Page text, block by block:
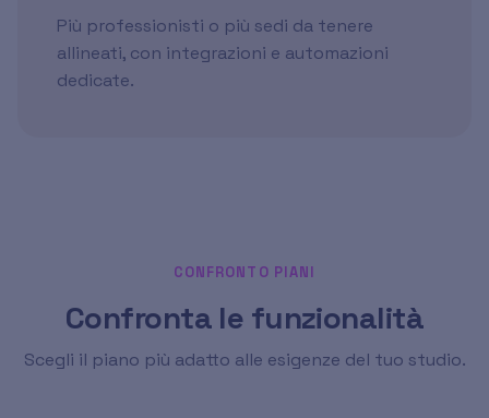
Più professionisti o più sedi da tenere
allineati, con integrazioni e automazioni
dedicate.
CONFRONTO PIANI
Confronta le funzionalità
Scegli il piano più adatto alle esigenze del tuo studio.